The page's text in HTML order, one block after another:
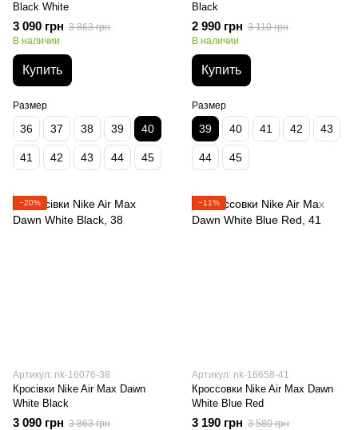
Black White
3 090 грн 3 863 грн
В наличии
Купить
Размер
36 37 38 39 40
41 42 43 44 45
Black
2 990 грн 3 110 грн
В наличии
Купить
Размер
39 40 41 42 43
44 45
−20%
Артикул: nk-16076-38
Кросівки Nike Air Max Dawn
White Black
3 090 грн 3 863 грн
−11%
Артикул: nk-16658-41
Кроссовки Nike Air Max Dawn
White Blue Red
3 190 грн 3 580 грн